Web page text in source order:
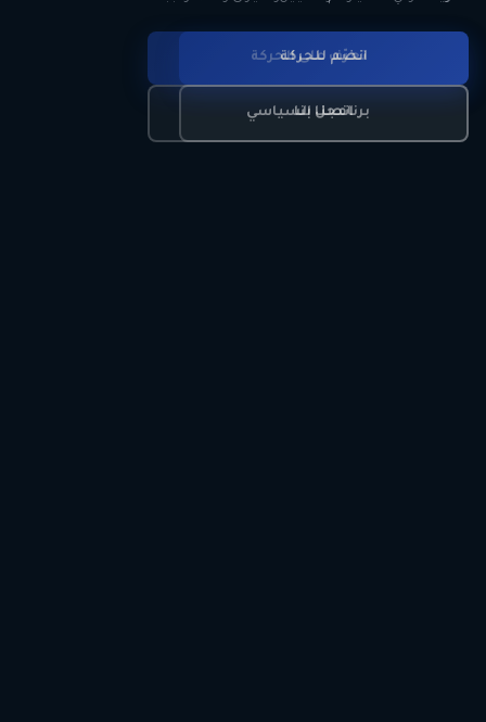
تعرّف على الحركة
برنامجنا السياسي
انضم للحركة
اتصل بنا